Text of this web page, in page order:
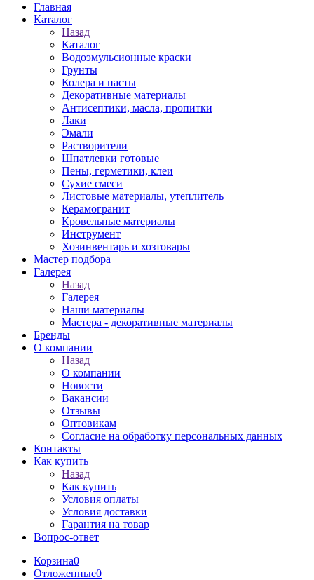
Главная
Каталог
Назад
Каталог
Водоэмульсионные краски
Грунты
Колера и пасты
Декоративные материалы
Антисептики, масла, пропитки
Лаки
Эмали
Растворители
Шпатлевки готовые
Пены, герметики, клеи
Сухие смеси
Листовые материалы, утеплитель
Керамогранит
Кровельные материалы
Инструмент
Хозинвентарь и хозтовары
Мастер подбора
Галерея
Назад
Галерея
Наши материалы
Мастера - декоративные материалы
Бренды
О компании
Назад
О компании
Новости
Вакансии
Отзывы
Оптовикам
Cогласие на обработку персональных данных
Контакты
Как купить
Назад
Как купить
Условия оплаты
Условия доставки
Гарантия на товар
Вопрос-ответ
Корзина0
Отложенные0